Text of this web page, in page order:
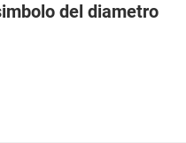
del diametro